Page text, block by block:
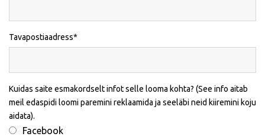
Tavapostiaadress
Kuidas saite esmakordselt infot selle looma kohta? (See info aitab
meil edaspidi loomi paremini reklaamida ja seeläbi neid kiiremini koju
aidata).
Facebook